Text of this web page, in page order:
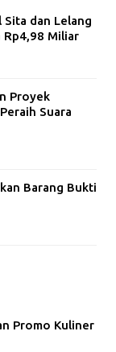
Sita dan Lelang
Rp4,98 Miliar
Proyek
Suara
Barang Bukti
Promo Kuliner